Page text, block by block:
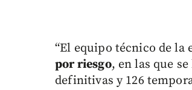
“El equipo técnico de la
por riesgo, en las que
definitivas y 126